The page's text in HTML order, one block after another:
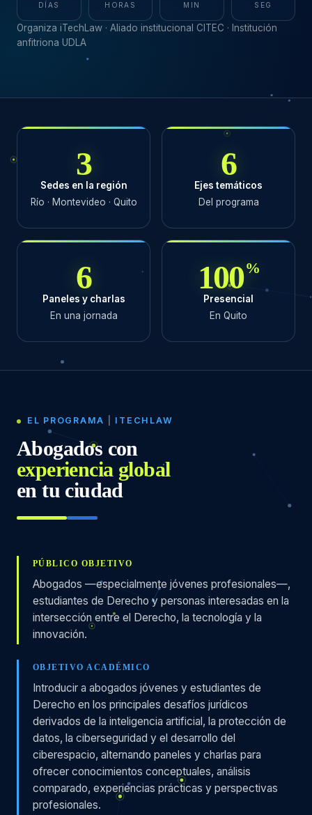
DÍAS HORAS MIN SEG
Organiza iTechLaw · Aliado institucional CITEC · Institución
anfitriona UDLA
3
Sedes en la región
Río · Montevideo · Quito
6
Ejes temáticos
Del programa
6
Paneles y charlas
En una jornada
100%
Presencial
En Quito
EL PROGRAMA ITECHLAW
Abogados con
experiencia global
en tu ciudad
PÚBLICO OBJETIVO
Abogados —especialmente jóvenes profesionales—,
estudiantes de Derecho y personas interesadas en la
intersección entre el Derecho, la tecnología y la
innovación.
OBJETIVO ACADÉMICO
Introducir a abogados jóvenes y estudiantes de
Derecho en los principales desafíos jurídicos
derivados de la inteligencia artificial, la protección de
datos, la ciberseguridad y el desarrollo del
ciberespacio, alternando paneles y charlas para
ofrecer conocimientos conceptuales, análisis
comparado, experiencias prácticas y perspectivas
profesionales.